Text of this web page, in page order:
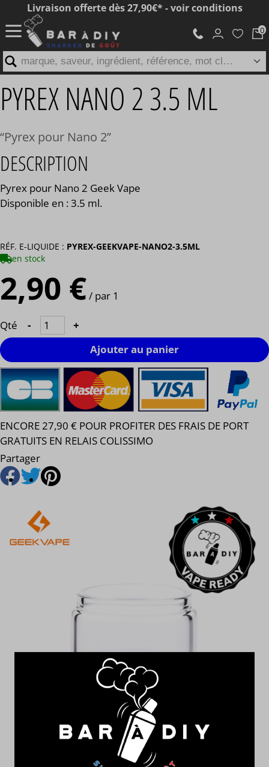
PYREX NANO 2 3.5 ML
Pyrex pour Nano 2
DESCRIPTION
Pyrex pour Nano 2 Geek Vape
Disponible en : 3.5 ml.
RÉF. E-LIQUIDE : PYREX-GEEKVAPE-NANO2-3.5ML
en stock
2,90 €/ par 1
Qté -
+
Ajouter au panier
ENCORE 27,90 € POUR PROFITER DES FRAIS DE PORT
GRATUITS EN RELAIS COLISSIMO
Partager
Livraison offerte dès 27,90€* - voir conditions
marque, saveur, ingrédient, référence, mot clé...